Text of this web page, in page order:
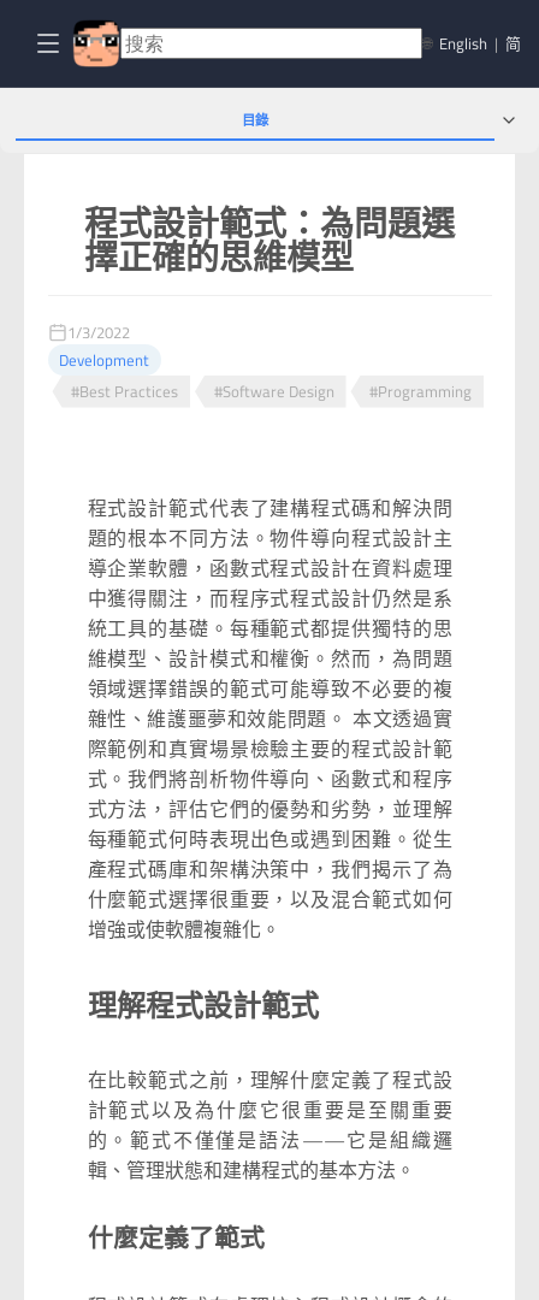
🌐 English | 简
程式設計範式：為問題選
擇正確的思維模型
1/3/2022
Development
#Best Practices
#Software Design #Programming
目錄
程式設計範式代表了建構程式碼和解決問
題的根本不同方法。物件導向程式設計主
導企業軟體，函數式程式設計在資料處理
中獲得關注，而程序式程式設計仍然是系
統工具的基礎。每種範式都提供獨特的思
維模型、設計模式和權衡。然而，為問題
領域選擇錯誤的範式可能導致不必要的複
雜性、維護噩夢和效能問題。 本文透過實
際範例和真實場景檢驗主要的程式設計範
式。我們將剖析物件導向、函數式和程序
式方法，評估它們的優勢和劣勢，並理解
每種範式何時表現出色或遇到困難。從生
產程式碼庫和架構決策中，我們揭示了為
什麼範式選擇很重要，以及混合範式如何
增強或使軟體複雜化。
理解程式設計範式
在比較範式之前，理解什麼定義了程式設
計範式以及為什麼它很重要是至關重要
的。範式不僅僅是語法——它是組織邏
輯、管理狀態和建構程式的基本方法。
什麼定義了範式